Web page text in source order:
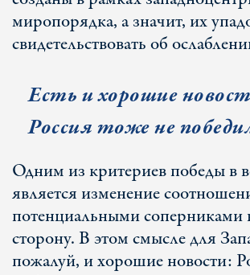
миропорядка, а значит, их
свидетельствовать об
Есть и хорошие
Россия тоже не
Одним из критериев победы в
является изменение
потенциальными
сторону. В этом смысле для
пожалуй, и хорошие новости: